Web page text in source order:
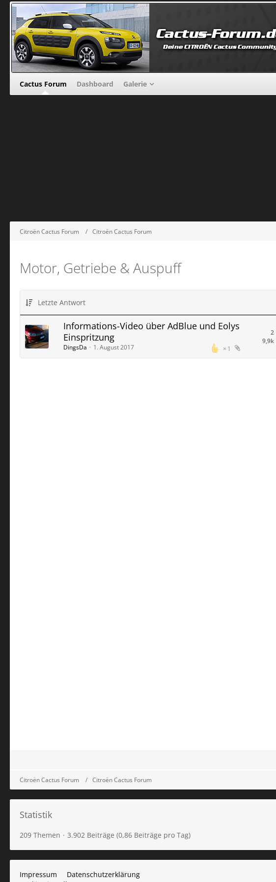
Cactus Forum Dashboard Galerie
Citroën Cactus Forum Citroën Cactus Forum
Motor, Getriebe & Auspuff
Letzte Antwort
Informations-Video über AdBlue und Eolys
Einspritzung
1
DingsDa 1. August 2017
2
9,9k
Citroën Cactus Forum Citroën Cactus Forum
Statistik
209 Themen 3.902 Beiträge (0,86 Beiträge pro Tag)
Impressum
Datenschutzerklärung